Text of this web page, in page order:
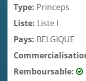
Type: Princeps
Liste: Liste I
Pays: BELGIQUE
Remboursable: